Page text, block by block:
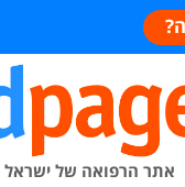
אתר הרפואה של ישראל